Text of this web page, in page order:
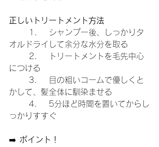
正しいトリートメント方法
オルドライして余分な水分を取る
につける
かして、髪全体に馴染ませる
っかりすすぐ
➡️ ポイント！